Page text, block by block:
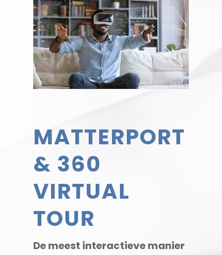
MATTERPORT
& 360
VIRTUAL
TOUR
De meest interactieve manier